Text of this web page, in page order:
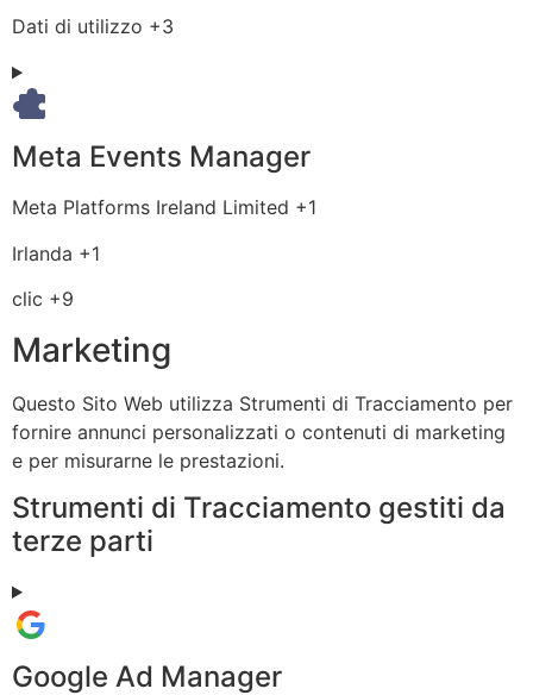
trattamento:
Dati
trattati:
Dati di utilizzo +3
Meta Events Manager
Azienda:
Meta Platforms Ireland Limited +1
Luogo
trattamento:
Irlanda +1
Dati
trattati:
clic +9
Marketing
Questo Sito Web utilizza Strumenti di Tracciamento per
fornire annunci personalizzati o contenuti di marketing
e per misurarne le prestazioni.
Strumenti di Tracciamento gestiti da
terze parti
Google Ad Manager